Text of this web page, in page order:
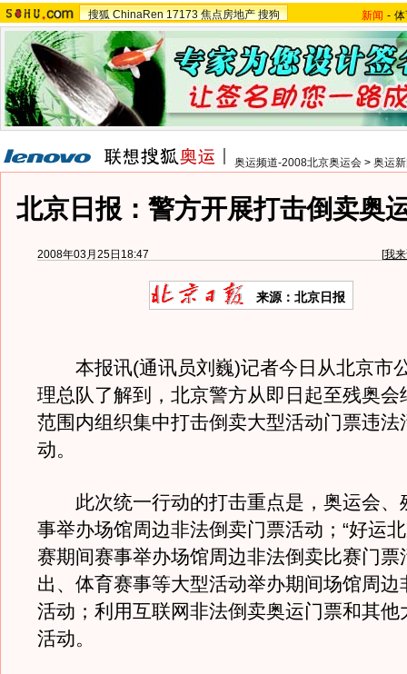
搜狐 ChinaRen 17173 焦点房地产 搜狗 新闻 -
奥运频道-2008北京奥运会 > 奥运
北京日报：警方开展打击倒卖奥
2008年03月25日18:47 [我
来源：北京日报
本报讯(通讯员刘巍)记者今日从北京市
理总队了解到，北京警方从即日起至残奥会
范围内组织集中打击倒卖大型活动门票违法
动。
此次统一行动的打击重点是，奥运会、
事举办场馆周边非法倒卖门票活动；“好运
赛期间赛事举办场馆周边非法倒卖比赛门票
出、体育赛事等大型活动举办期间场馆周边
活动；利用互联网非法倒卖奥运门票和其他
活动。